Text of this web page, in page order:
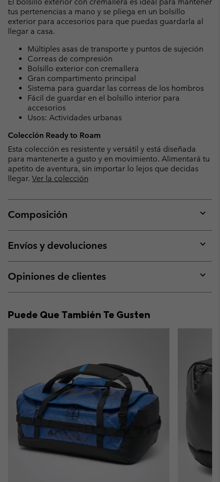
tus pertenencias a mano y se pliega en un bolsillo
exterior para accesorios para que puedas guardarla al
llegar a casa.
Múltiples asas de transporte y puntos de sujeción
Correas de compresión
Bolsillo exterior con cremallera
Gran compartimento principal
Sistema para guardar las correas de los hombros
Fácil de guardar en el bolsillo interior para
accesorios
Usos: Actividades urbanas
Colección Ready to Roam
Esta colección es resistente y versátil y está diseñada
para mantenerte a gusto y en movimiento. Alimentará tu
apetito de aventura, sin importar lo lejos que decidas
llegar. Ver la colección
Composición
or
Envíos y devoluciones
or
Opiniones de clientes
or
Puede Que También Te Gusten